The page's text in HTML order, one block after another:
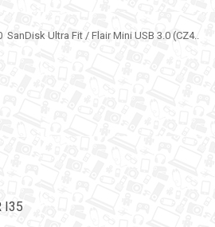
SanDisk Ultra Fit / Flair Mini USB 3.0 (CZ4..
I35